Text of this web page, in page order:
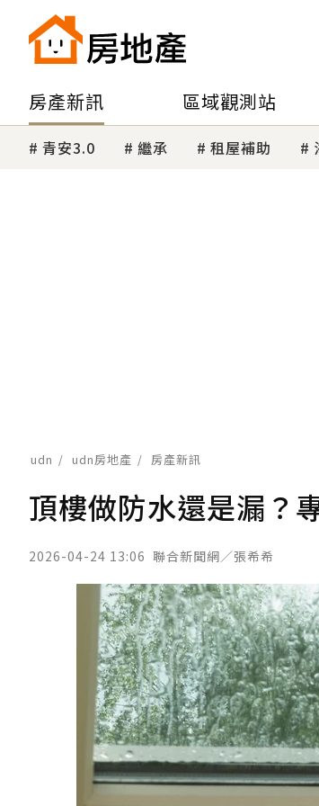
房產新訊 區域觀測站
青安3.0 繼承 租屋補助
udn udn房地產 房產新訊
頂樓做防水還是漏？
2026-04-24 13:06 聯合新聞網／張希希